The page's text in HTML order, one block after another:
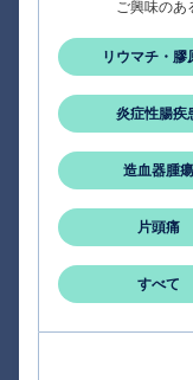
ご興味のあ
リウマチ・膠
炎症性腸疾
造血器腫瘍
片頭痛
すべて